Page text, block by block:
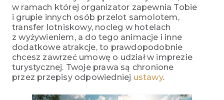
w ramach której organizator zapewnia Tobie
i grupie innych osób przelot samolotem,
transfer lotniskowy, nocleg w hotelach
z wyżywieniem, a do tego animacje i inne
dodatkowe atrakcje, to prawdopodobnie
chcesz zawrzeć umowę o udział w imprezie
turystycznej. Twoje prawa są chronione
przez przepisy odpowiedniej ustawy.